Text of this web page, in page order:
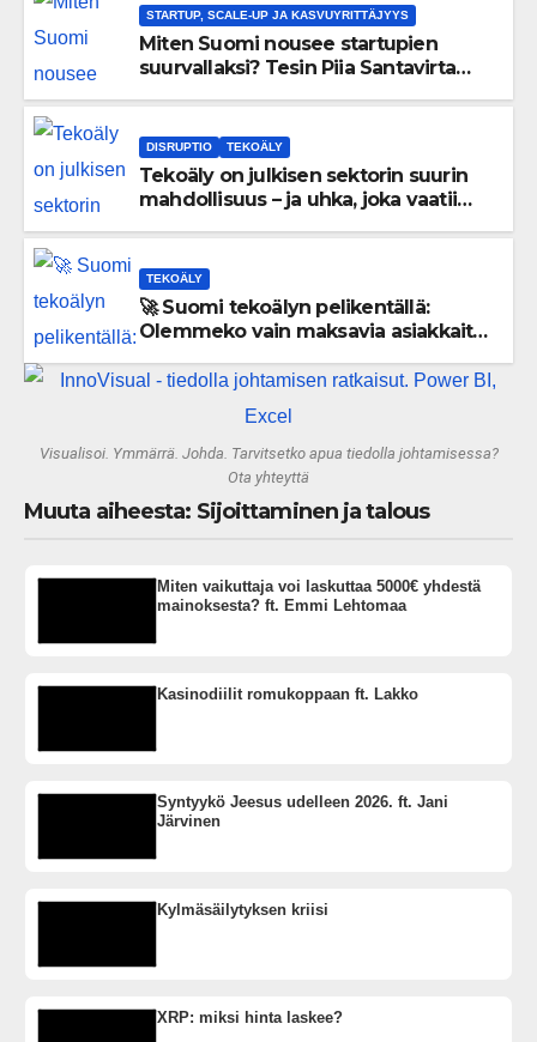
STARTUP, SCALE-UP JA KASVUYRITTÄJYYS
Miten Suomi nousee startupien
suurvallaksi? Tesin Piia Santavirta
DISRUPTIO TEKOÄLY
Tekoäly on julkisen sektorin suurin
mahdollisuus – ja uhka, joka vaatii
TEKOÄLY
🚀 Suomi tekoälyn pelikentällä:
Olemmeko vain maksavia asiakkaita
gigatehtaan?
Visualisoi. Ymmärrä. Johda. Tarvitsetko apua tiedolla johtamisessa?
Ota yhteyttä
Muuta aiheesta: Sijoittaminen ja talous
Miten vaikuttaja voi laskuttaa 5000€ yhdestä
mainoksesta? ft. Emmi Lehtomaa
Kasinodiilit romukoppaan ft. Lakko
Syntyykö Jeesus udelleen 2026. ft. Jani
Järvinen
Kylmäsäilytyksen kriisi
XRP: miksi hinta laskee?